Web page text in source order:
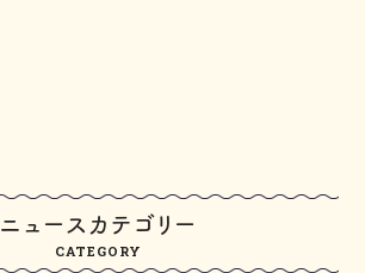
ニュースカテゴリー
CATEGORY